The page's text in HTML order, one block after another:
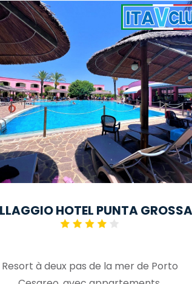
HOTEL PUNTA GROSSA
Resort à deux pas de la mer de Porto